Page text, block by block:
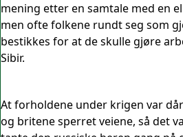
mening etter en samtale med en
men ofte folkene rundt seg som
bestikkes for at de skulle gjøre
Sibir.
At forholdene under krigen var
og britene sperret veiene, så det